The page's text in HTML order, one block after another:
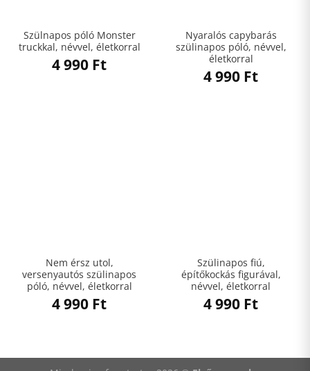
Szülnapos póló Monster
truckkal, névvel, életkorral
4 990 Ft
Nyaralós capybarás
szülinapos póló, névvel,
életkorral
4 990 Ft
Nem érsz utol,
versenyautós szülinapos
póló, névvel, életkorral
4 990 Ft
Szülinapos fiú,
építőkockás figurával,
névvel, életkorral
4 990 Ft